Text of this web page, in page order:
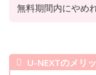
無料期間内にやめ
U-NEXTのメリ